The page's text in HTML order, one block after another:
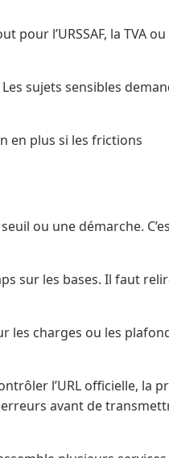
l’URSSAF, la TVA ou
sujets sensibles
en plus si les frictions
ou une démarche.
sur les bases. Il faut
les charges ou les
l’URL officielle, la
avant de